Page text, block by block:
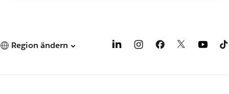
Region ändern